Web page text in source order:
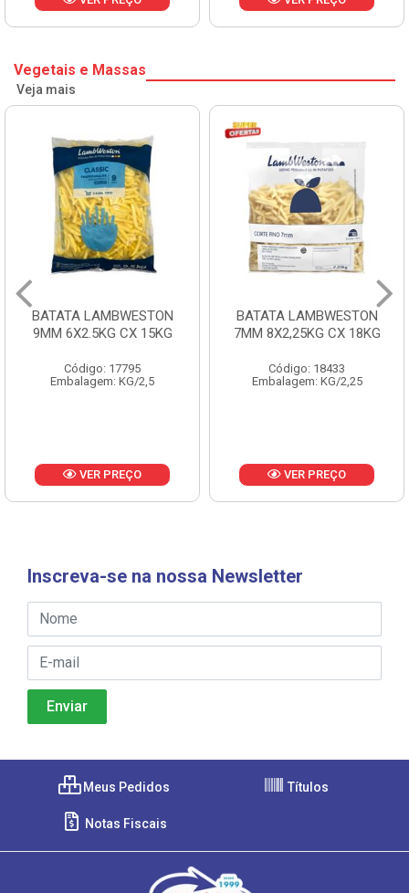
Vegetais e Massas
Veja mais
BATATA LAMBWESTON
9MM 6X2.5KG CX 15KG
Código: 17795
Embalagem: KG/2,5
VER PREÇO
BATATA LAMBWESTON
7MM 8X2,25KG CX 18KG
Código: 18433
Embalagem: KG/2,25
VER PREÇO
Inscreva-se na nossa Newsletter
Meus Pedidos Títulos
Notas Fiscais